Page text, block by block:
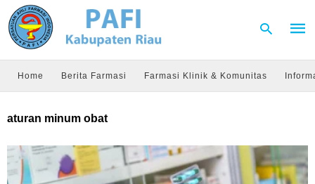
and
hit
Home Berita Farmasi Farmasi Klinik & Komunitas
aturan minum obat